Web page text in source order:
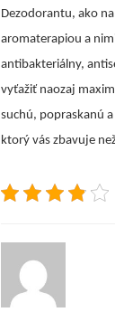
Dezodorantu, ako
aromaterapiou a
antibakteriálny,
vyťažiť naozaj
suchú, popraskanú
ktorý vás zbavuje